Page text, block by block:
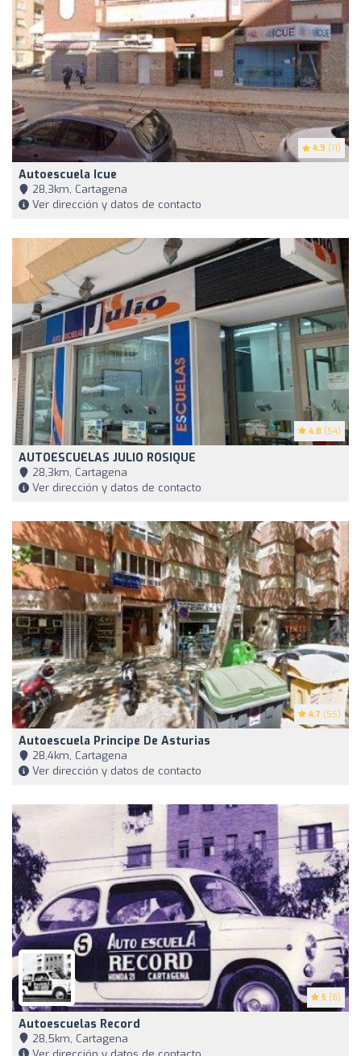
4.9 (11)
Autoescuela Icue
28,3km, Cartagena
Ver dirección y datos de contacto
4.8 (54)
AUTOESCUELAS JULIO ROSIQUE
28,3km, Cartagena
Ver dirección y datos de contacto
4.7 (55)
Autoescuela Principe De Asturias
28,4km, Cartagena
Ver dirección y datos de contacto
5 (8)
Autoescuelas Record
28,5km, Cartagena